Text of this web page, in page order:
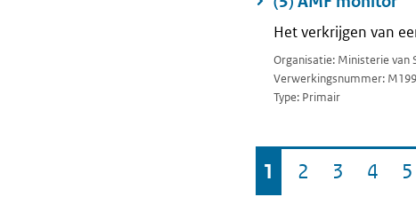
Het verkrijgen van
Organisatie: Ministerie van
Verwerkingsnummer:
Type: Primair
Ga
naar
Pagina
1 Pagina
2 Pagina
3 4 5